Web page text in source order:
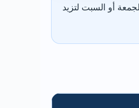
27 إلى 30 دقيقة. اختر الأربعاء أو الجمعة أو السبت لتزيد